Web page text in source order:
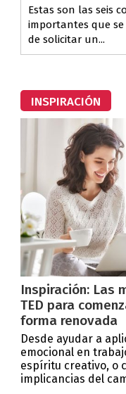
Estas son las seis
importantes que
de solicitar un...
INSPIRACIÓN
Inspiración: Las
TED para
forma renovada
Desde ayudar a
emocional en
espíritu creativo, o
implicancias del